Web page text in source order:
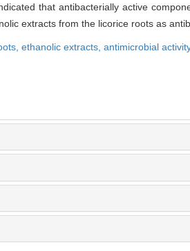
that antibacterially active
extracts from the licorice roots as
ethanolic extracts, antimicrobial